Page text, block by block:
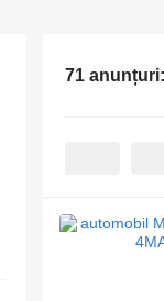
71 anunțuri: